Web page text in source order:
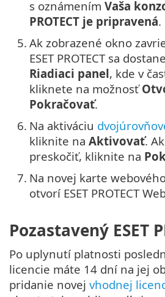
s oznámením Vaša
PROTECT je pripravená.
5. Ak zobrazené okno
ESET PROTECT sa
Riadiaci panel, kde v
kliknete na možnosť
Pokračovať.
6. Na aktiváciu
kliknite na Aktivovať.
preskočiť, kliknite na
7. Na novej karte
otvorí ESET PROTECT
Pozastavený ESET
Po uplynutí platnosti
licencie máte 14 dní na jej
pridanie novej vhodnej